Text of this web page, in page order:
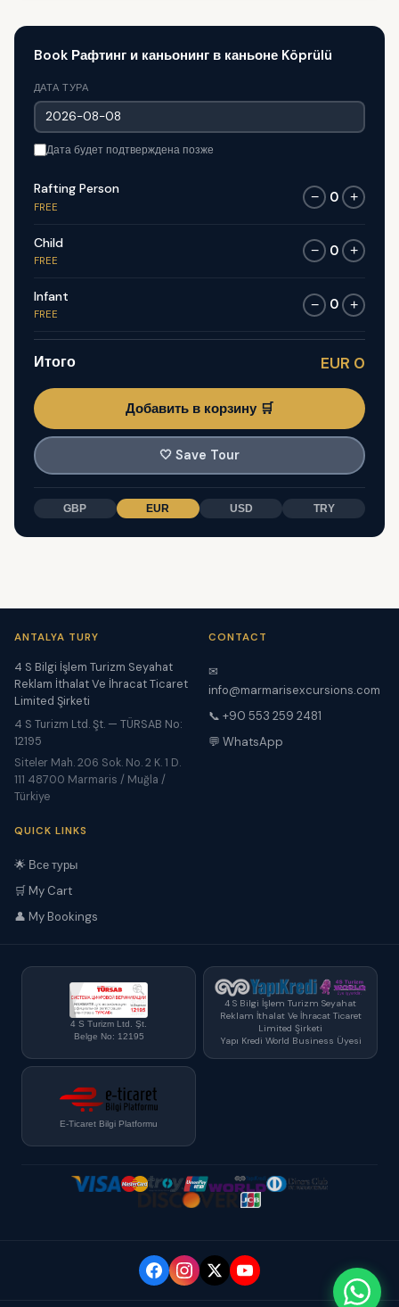
Book Рафтинг и каньонинг в каньоне Köprülü
ДАТА ТУРА
Дата будет подтверждена позже
Rafting Person
FREE
− 0 +
Child
FREE
− 0 +
Infant
FREE
− 0 +
Итого EUR 0
Добавить в корзину 🛒
🤍 Save Tour
GBP EUR USD TRY
ANTALYA TURY
4 S Bilgi İşlem Turizm Seyahat
Reklam İthalat Ve İhracat Ticaret
Limited Şirketi
4 S Turizm Ltd. Şt. — TÜRSAB No:
12195
Siteler Mah. 206 Sok. No. 2 K. 1 D.
111 48700 Marmaris / Muğla /
Türkiye
CONTACT
✉
info@marmarisexcursions.com
📞 +90 553 259 2481
💬 WhatsApp
QUICK LINKS
🌟 Все туры
🛒 My Cart
👤 My Bookings
4 S Turizm Ltd. Şt.
Belge No: 12195
4 S Bilgi İşlem Turizm Seyahat
Reklam İthalat Ve İhracat Ticaret
Limited Şirketi
Yapı Kredi World Business Üyesi
E-Ticaret Bilgi Platformu